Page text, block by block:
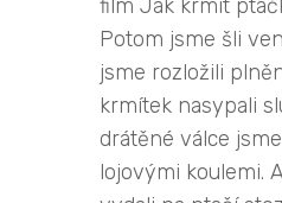
film Jak krmit
Potom jsme šli
jsme rozložili
krmítek nasypali
drátěné válce
lojovými koulemi.